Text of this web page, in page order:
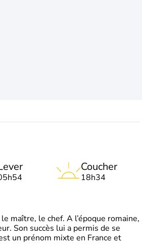
Coucher
18h34
maître, le chef. A l’époque romaine,
Son succès lui a permis de se
un prénom mixte en France et